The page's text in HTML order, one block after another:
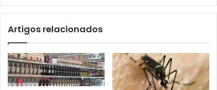
Artigos relacionados